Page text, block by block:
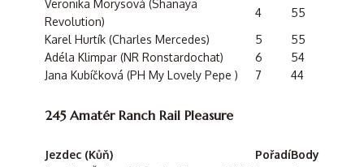
Veronika Morysová (Shanaya
Revolution)
4
55
Karel Hurtík (Charles Mercedes)
5
55
Adéla Klimpar (NR Ronstardochat)
6
54
Jana Kubíčková (PH My Lovely Pepe )
7 44
245 Amatér Ranch Rail Pleasure
Jezdec (Kůň) PořadíBody